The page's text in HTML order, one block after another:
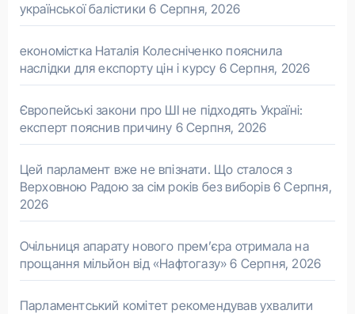
української балістики 6 Серпня, 2026
економістка Наталія Колесніченко пояснила
наслідки для експорту цін і курсу 6 Серпня, 2026
Європейські закони про ШІ не підходять Україні:
експерт пояснив причину 6 Серпня, 2026
Цей парламент вже не впізнати. Що сталося з
Верховною Радою за сім років без виборів 6 Серпня,
2026
Очільниця апарату нового прем’єра отримала на
прощання мільйон від «Нафтогазу» 6 Серпня, 2026
Парламентський комітет рекомендував ухвалити